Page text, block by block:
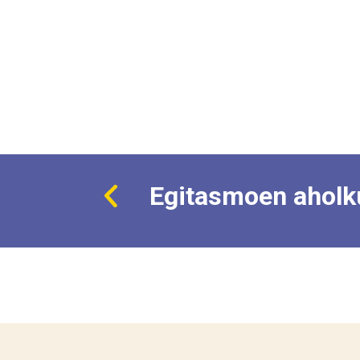
Egitasmoen